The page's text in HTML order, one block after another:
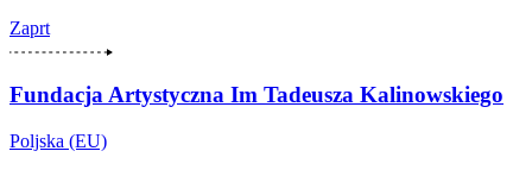
Zaprt
Fundacja Artystyczna Im Tadeusza Kalinowskiego
Poljska (EU)